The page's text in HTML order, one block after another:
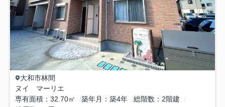
大和市林間
ヌイ マーリエ
専有面積
32.70㎡ 築年月 築4年 総階数
2階建